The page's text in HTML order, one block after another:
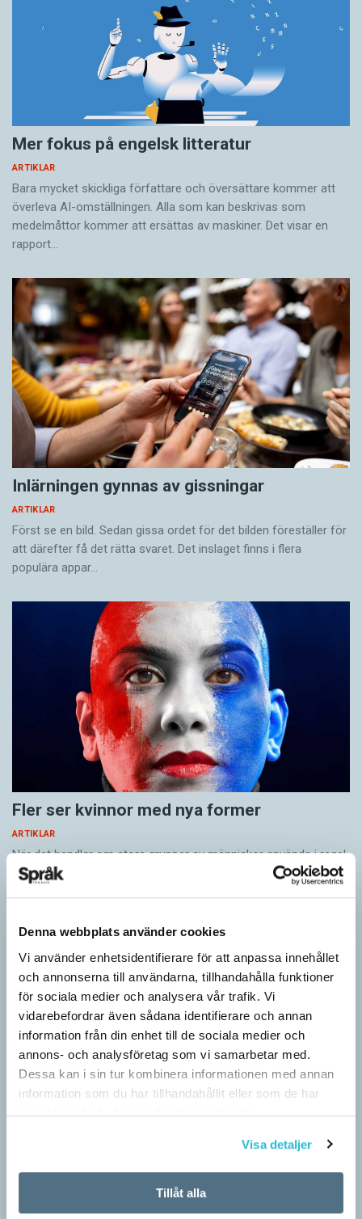
Denna webbplats använder cookies
Vi använder enhetsidentifierare för att anpassa innehållet
och annonserna till användarna, tillhandahålla funktioner
för sociala medier och analysera vår trafik. Vi
vidarebefordrar även sådana identifierare och annan
information från din enhet till de sociala medier och
annons- och analysföretag som vi samarbetar med.
Dessa kan i sin tur kombinera informationen med annan
information som du har tillhandahållit eller som de har
samlat in när du har använt deras tjänster.
Visa detaljer
Tillåt alla
Mer fokus på engelsk litteratur
ARTIKLAR
Bara mycket skickliga författare och översättare ­kommer att
överleva AI-omställningen. Alla som kan beskrivas som
medelmåttor kommer att ersättas av maskiner. Det visar en
rapport…
Inlärningen gynnas av gissningar
ARTIKLAR
Först se en bild. Sedan gissa ordet för det bilden föreställer för
att därefter få det rätta svaret. Det inslaget finns i flera
populära appar…
Fler ser kvinnor med nya former
ARTIKLAR
När det handlar om stora grupper av människor används i regel
maskulina pluralformer i franskan. Men när sådana ­former
Vid två års ålder har barn begränsad förståelse för
meningsstruktur. Ändå har tvååringar lärt sig grunderna
i turtagning i samtal. Förmågan utvecklas ytterligare i takt med…